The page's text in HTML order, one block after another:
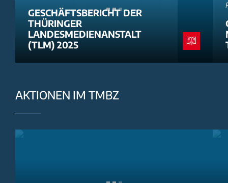
GESCHÄFTSBERICHT DER
THÜRINGER
LANDESMEDIENANSTALT
(TLM) 2025
AKTIONEN IM TMBZ